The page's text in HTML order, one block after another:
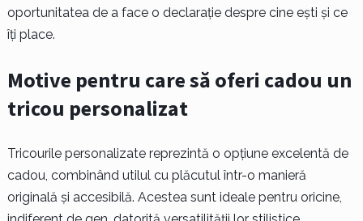
oportunitatea de a face o declarație despre cine ești și ce
îți place.
Motive pentru care să oferi cadou un
tricou personalizat
Tricourile personalizate reprezintă o opțiune excelentă de
cadou, combinând utilul cu plăcutul într-o manieră
originală și accesibilă. Acestea sunt ideale pentru oricine,